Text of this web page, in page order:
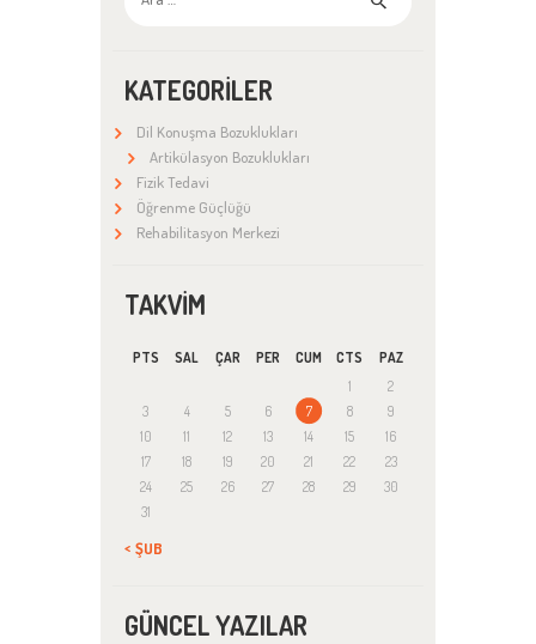
KATEGORILER
Dil Konuşma Bozuklukları
Artikülasyon Bozuklukları
Fizik Tedavi
Öğrenme Güçlüğü
Rehabilitasyon Merkezi
TAKVIM
PTS SAL ÇAR PER CUM CTS
PAZ
1
2
3
4 5 6 7 8
9
10
11 12 13 14 15
16
17
18 19 20 21 22
23
24
25 26 27 28 29
30
31
« ŞUB
GÜNCEL YAZILAR